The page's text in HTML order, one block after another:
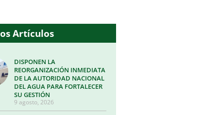
Artículos
DISPONEN LA
REORGANIZACIÓN INMEDIATA
DE LA AUTORIDAD NACIONAL
DEL AGUA PARA FORTALECER
SU GESTIÓN
9 agosto, 2026